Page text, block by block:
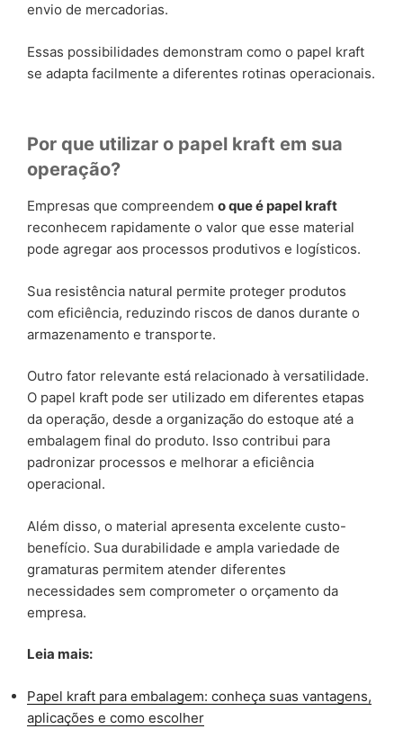
envio de mercadorias.
Essas possibilidades demonstram como o papel kraft
se adapta facilmente a diferentes rotinas operacionais.
Por que utilizar o papel kraft em sua
operação?
Empresas que compreendem o que é papel kraft
reconhecem rapidamente o valor que esse material
pode agregar aos processos produtivos e logísticos.
Sua resistência natural permite proteger produtos
com eficiência, reduzindo riscos de danos durante o
armazenamento e transporte.
Outro fator relevante está relacionado à versatilidade.
O papel kraft pode ser utilizado em diferentes etapas
da operação, desde a organização do estoque até a
embalagem final do produto. Isso contribui para
padronizar processos e melhorar a eficiência
operacional.
Além disso, o material apresenta excelente custo-
benefício. Sua durabilidade e ampla variedade de
gramaturas permitem atender diferentes
necessidades sem comprometer o orçamento da
empresa.
Leia mais:
Papel kraft para embalagem: conheça suas vantagens,
aplicações e como escolher